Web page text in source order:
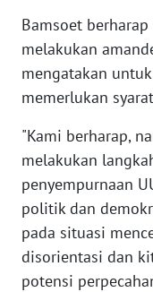
Bamsoet
melakukan
mengatakan
memerlukan
"Kami berharap,
melakukan
penyempurnaan
politik dan
pada situasi
disorientasi dan
potensi
WN
SUMUT
JAKARTA
WN
JABAR
WN
BANTEN